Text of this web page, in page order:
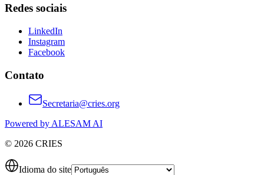
Redes sociais
LinkedIn
Instagram
Facebook
Contato
Secretaria@cries.org
Powered by ALESAM AI
© 2026 CRIES
Idioma do site